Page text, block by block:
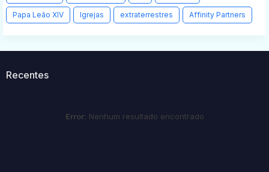
Papa Leão XIV Igrejas extraterrestres Affinity Partners
Recentes
Error: Nenhum resultado encontrado